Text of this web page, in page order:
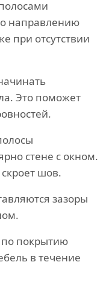
направлению
при отсутствии
Это поможет
стене с окном.
шов.
зазоры
покрытию
в течение